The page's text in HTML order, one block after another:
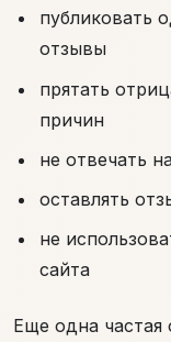
публиковать
отзывы
прятать
причин
не отвечать
оставлять
не
сайта
Еще одна